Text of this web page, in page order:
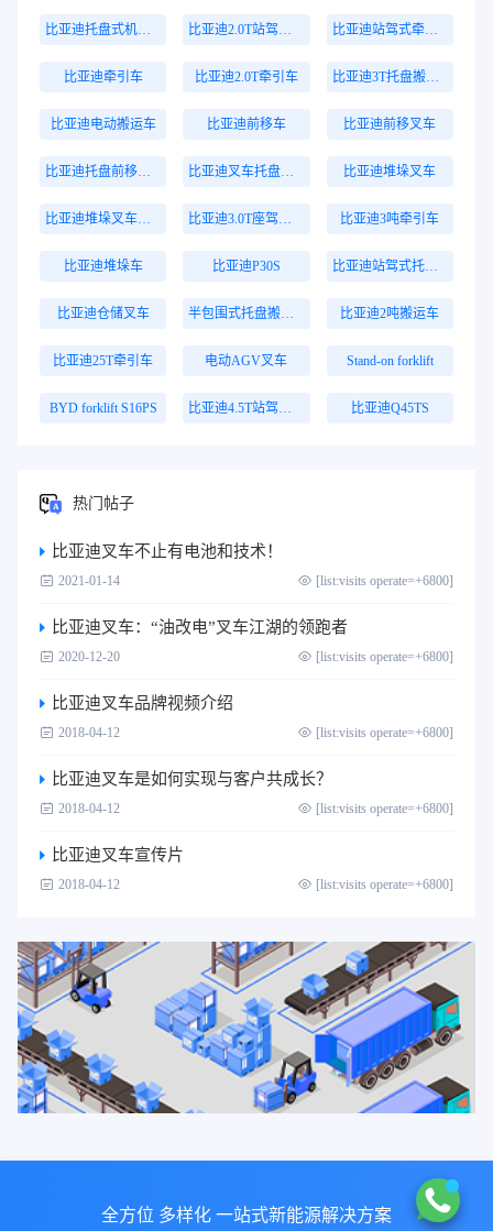
比亚迪站驾式牵引车
比亚迪牵引车 比亚迪2.0T牵引车 比亚迪3T托盘搬运车
比亚迪电动搬运车 比亚迪前移车 比亚迪前移叉车
比亚迪堆垛叉车
比亚迪3吨牵引车
比亚迪堆垛车 比亚迪P30S 比亚迪站驾式托盘搬运车
比亚迪仓储叉车 比亚迪2吨搬运车
比亚迪25T牵引车 电动AGV叉车 Stand-on forklift
BYD forklift S16PS 比亚迪Q45TS
热门帖子
比亚迪叉车不止有电池和技术！
2021-01-14 [list:visits operate=+6800]
比亚迪叉车：“油改电”叉车江湖的领跑者
2020-12-20 [list:visits operate=+6800]
比亚迪叉车品牌视频介绍
2018-04-12 [list:visits operate=+6800]
比亚迪叉车是如何实现与客户共成长？
2018-04-12 [list:visits operate=+6800]
比亚迪叉车宣传片
2018-04-12 [list:visits operate=+6800]
全方位 多样化 一站式新能源解决方案